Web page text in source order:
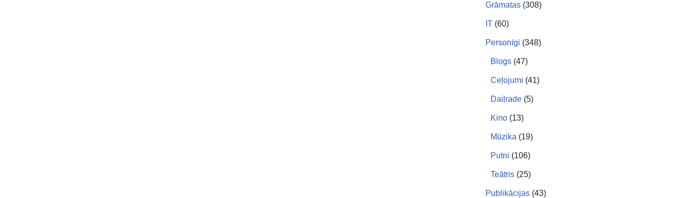
Grāmatas (308)
IT (60)
Personīgi (348)
Blogs (47)
Ceļojumi (41)
Daiļrade (5)
Kino (13)
Mūzika (19)
Putni (106)
Teātris (25)
Publikācijas (43)